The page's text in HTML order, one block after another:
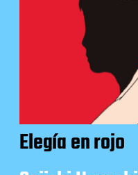
Elegía en rojo